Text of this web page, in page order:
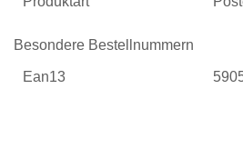
Besondere Bestellnummern
Ean13